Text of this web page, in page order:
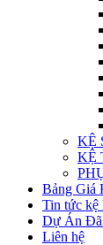
KỆ
KỆ
Bảng Giá
Tin tức kệ
Dự Án Đã
Liên hệ